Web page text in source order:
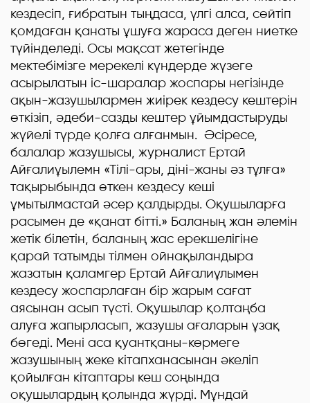
кездесіп, ғибратын тыңдаса, үлгі алса, сөйтіп
қомдаған қанаты ұшуға жараса деген ниетке
түйінделеді. Осы мақсат жетегінде
мектебімізге мерекелі күндерде жүзеге
асырылатын іс-шаралар жоспары негізінде
ақын-жазушылармен жиірек кездесу кештерін
өткізіп, әдеби-сазды кештер ұйымдастыруды
жүйелі түрде қолға алғанмын. Әсіресе,
балалар жазушысы, журналист Ертай
Айғалиұылемн «Тілі-ары, діні-жаны әз тұлға»
тақырыбында өткен кездесу кеші
ұмытылмастай әсер қалдырды. Оқушыларға
расымен де «қанат бітті.» Баланың жан әлемін
жетік білетін, баланың жас ерекшелігіне
қарай татымды тілмен ойнақыландыра
жазатын қаламгер Ертай Айғалиұлымен
кездесу жоспарлаған бір жарым сағат
аясынан асып түсті. Оқушылар қолтаңба
алуға жапырласып, жазушы ағаларын ұзақ
бөгеді. Мені аса қуантқаны-көрмеге
жазушының жеке кітапханасынан әкеліп
қойылған кітаптары кеш соңында
оқушылардың қолында жүрді. Мұндай